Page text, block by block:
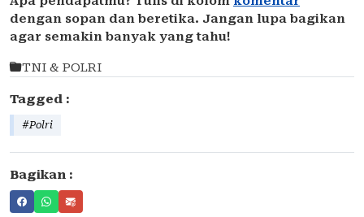
dengan sopan dan beretika. Jangan lupa bagikan
agar semakin banyak yang tahu!
TNI & POLRI
Tagged :
#Polri
Bagikan :